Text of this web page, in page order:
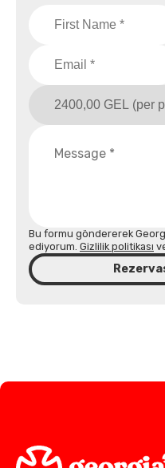
Bu formu göndererek
ediyorum. Gizlilik politikası